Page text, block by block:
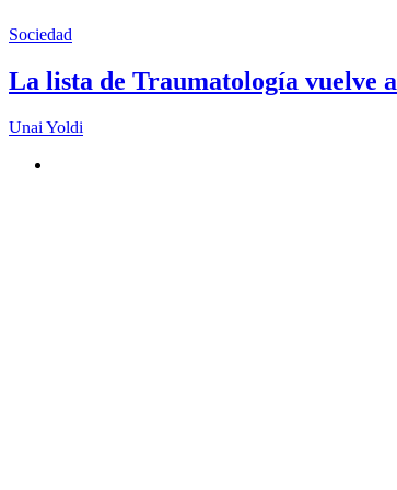
Sociedad
La lista de Traumatología vuelve
Unai Yoldi